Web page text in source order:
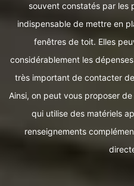
souvent constatés par les
indispensable de mettre en
fenêtres de toit. Elles
considérablement les
très important de contacter
Ainsi, on peut vous proposer
qui utilise des matériels
renseignements